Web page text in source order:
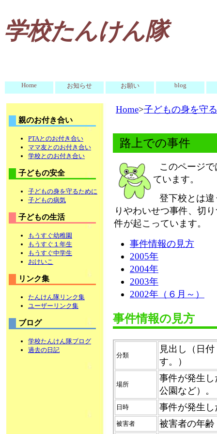
学校たんけん隊
Home お知らせ お願い blog
親のお付き合い
PTAとのお付き合い
ママ友とのお付き合い
学校とのお付き合い
子どもの安全
子どもの身を守るために
子どもの病気
子どもの生活
もうすぐ幼稚園
もうすぐ１年生
もうすぐ中学生
おけいこ
リンク集
たんけん隊リンク集
ユーザーリンク集
ブログ
学校たんけん隊ブログ
過去の日記
Home>子どもの身を守
路上での事件
このページ
ています。
登下校とは
りやわいせつ事件、切
件が起こっています。
事件情報の見方
2005年
2004年
2003年
2002年（６月～）
事件情報の見方
分類
見出し（日
す。）
場所
事件が発生
公園など）。
日時 事件が発生
被害者 被害者の年